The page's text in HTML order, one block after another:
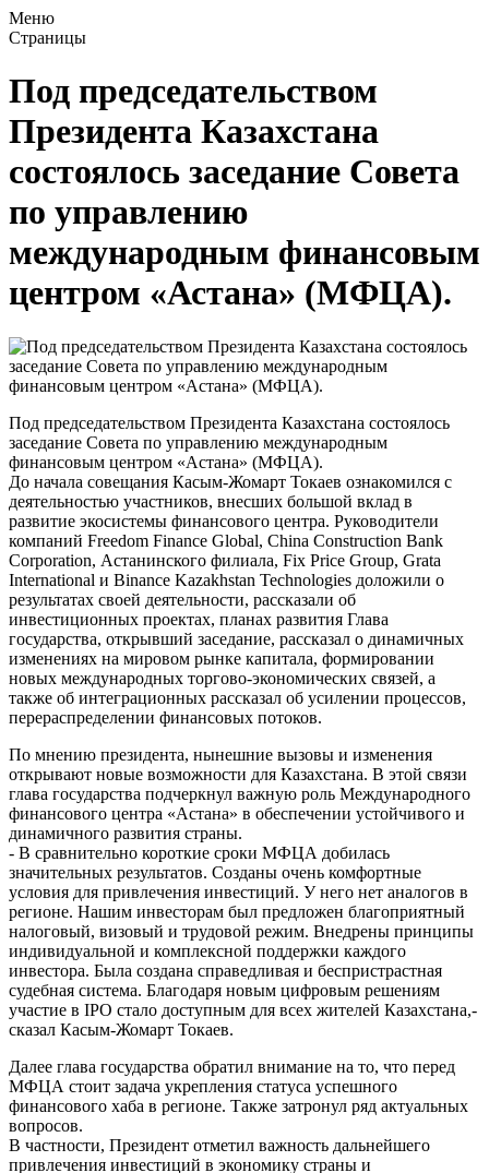
Меню
Страницы
Под председательством
Президента Казахстана
состоялось заседание Совета
по управлению
международным финансовым
центром «Астана» (МФЦА).
Под председательством Президента Казахстана состоялось
заседание Совета по управлению международным
финансовым центром «Астана» (МФЦА).
До начала совещания Касым-Жомарт Токаев ознакомился с
деятельностью участников, внесших большой вклад в
развитие экосистемы финансового центра. Руководители
компаний Freedom Finance Global, China Construction Bank
Corporation, Астанинского филиала, Fix Price Group, Grata
International и Binance Kazakhstan Technologies доложили о
результатах своей деятельности, рассказали об
инвестиционных проектах, планах развития Глава
государства, открывший заседание, рассказал о динамичных
изменениях на мировом рынке капитала, формировании
новых международных торгово-экономических связей, а
также об интеграционных рассказал об усилении процессов,
перераспределении финансовых потоков.
По мнению президента, нынешние вызовы и изменения
открывают новые возможности для Казахстана. В этой связи
глава государства подчеркнул важную роль Международного
финансового центра «Астана» в обеспечении устойчивого и
динамичного развития страны.
- В сравнительно короткие сроки МФЦА добилась
значительных результатов. Созданы очень комфортные
условия для привлечения инвестиций. У него нет аналогов в
регионе. Нашим инвесторам был предложен благоприятный
налоговый, визовый и трудовой режим. Внедрены принципы
индивидуальной и комплексной поддержки каждого
инвестора. Была создана справедливая и беспристрастная
судебная система. Благодаря новым цифровым решениям
участие в IPO стало доступным для всех жителей Казахстана,-
сказал Касым-Жомарт Токаев.
Далее глава государства обратил внимание на то, что перед
МФЦА стоит задача укрепления статуса успешного
финансового хаба в регионе. Также затронул ряд актуальных
вопросов.
В частности, Президент отметил важность дальнейшего
привлечения инвестиций в экономику страны и